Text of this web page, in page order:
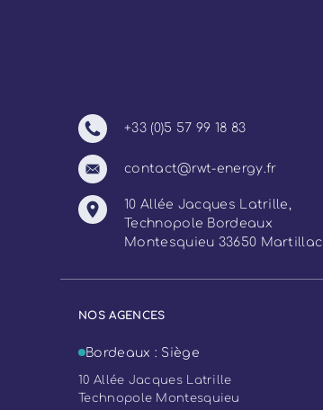
+33 (0)5 57 99 18 83
contact@rwt-energy.fr
10 Allée Jacques Latrille,
Technopole Bordeaux
Montesquieu 33650 Martillac
NOS AGENCES
Bordeaux : Siège
10 Allée Jacques Latrille
Technopole Montesquieu